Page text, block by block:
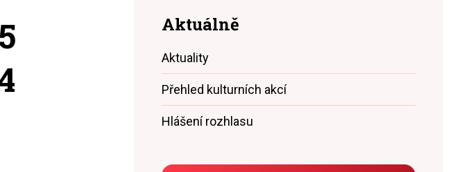
Aktuálně
Aktuality
Přehled kulturních akcí
Hlášení rozhlasu